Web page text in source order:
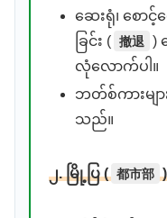
ဆေးရုံ၊ စောင့်
ခြင်း ( 撤退 )
လုံလောက်ပါ။
ဘတ်စ်ကားမျ
သည်။
၂. မြို့ပြ ( 都市部 )